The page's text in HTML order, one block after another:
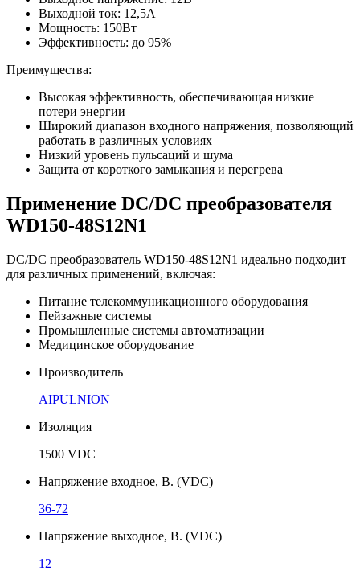
Выходной ток: 12,5А
Мощность: 150Вт
Эффективность: до 95%
Преимущества:
Высокая эффективность, обеспечивающая низкие
потери энергии
Широкий диапазон входного напряжения, позволяющий
работать в различных условиях
Низкий уровень пульсаций и шума
Защита от короткого замыкания и перегрева
Применение DC/DC преобразователя
WD150-48S12N1
DC/DC преобразователь WD150-48S12N1 идеально подходит
для различных применений, включая:
Питание телекоммуникационного оборудования
Пейзажные системы
Промышленные системы автоматизации
Медицинское оборудование
Производитель
AIPULNION
Изоляция
1500 VDC
Напряжение входное, В. (VDC)
36-72
Напряжение выходное, В. (VDC)
12